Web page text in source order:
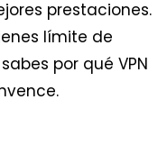
prestaciones.
límite de
por qué VPN